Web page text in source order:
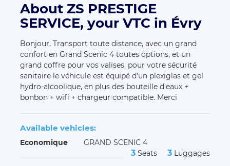
About ZS PRESTIGE
SERVICE, your VTC in Évry
Bonjour, Transport toute distance, avec un grand
confort en Grand Scenic 4 toutes options, et un
grand coffre pour vos valises, pour votre sécurité
sanitaire le véhicule est équipé d'un plexiglas et gel
hydro-alcoolique, en plus des bouteille d'eaux +
bonbon + wifi + chargeur compatible. Merci
Available vehicles:
Economique GRAND SCENIC 4
3 Seats 3 Luggages